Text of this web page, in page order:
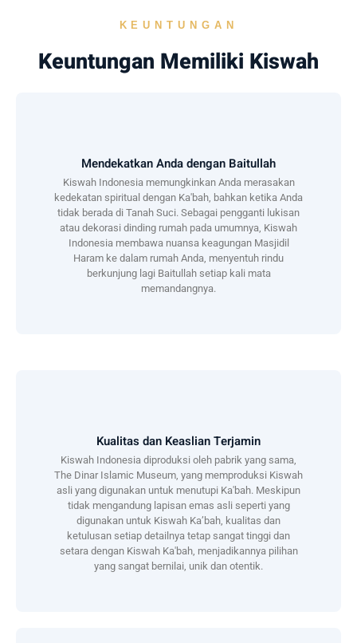
KEUNTUNGAN
Keuntungan Memiliki Kiswah
Mendekatkan Anda dengan Baitullah
Kiswah Indonesia memungkinkan Anda merasakan
kedekatan spiritual dengan Ka'bah, bahkan ketika Anda
tidak berada di Tanah Suci. Sebagai pengganti lukisan
atau dekorasi dinding rumah pada umumnya, Kiswah
Indonesia membawa nuansa keagungan Masjidil
Haram ke dalam rumah Anda, menyentuh rindu
berkunjung lagi Baitullah setiap kali mata
memandangnya.
Kualitas dan Keaslian Terjamin
Kiswah Indonesia diproduksi oleh pabrik yang sama,
The Dinar Islamic Museum, yang memproduksi Kiswah
asli yang digunakan untuk menutupi Ka'bah. Meskipun
tidak mengandung lapisan emas asli seperti yang
digunakan untuk Kiswah Ka’bah, kualitas dan
ketulusan setiap detailnya tetap sangat tinggi dan
setara dengan Kiswah Ka'bah, menjadikannya pilihan
yang sangat bernilai, unik dan otentik.